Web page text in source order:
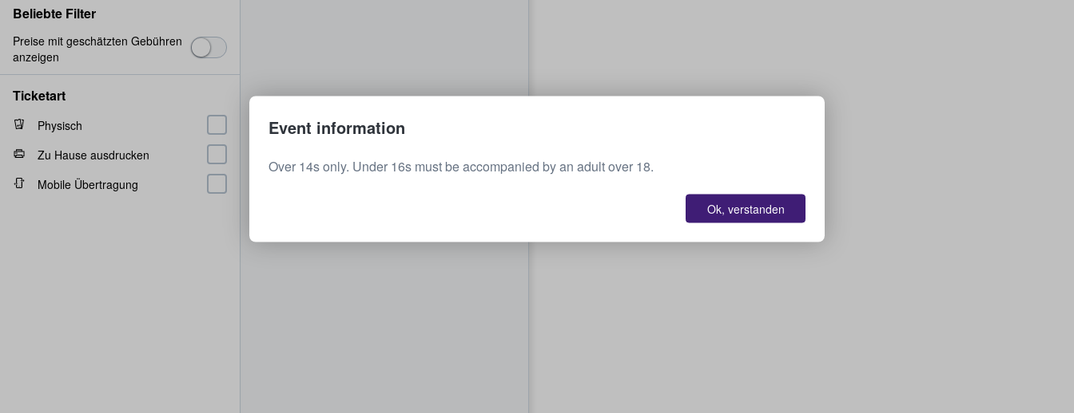
Beliebte Filter
Preise mit geschätzten Gebühren
anzeigen
Ticketart
Physisch
Zu Hause ausdrucken
Mobile Übertragung
Event information
Over 14s only. Under 16s must be accompanied by an adult over 18.
Ok, verstanden